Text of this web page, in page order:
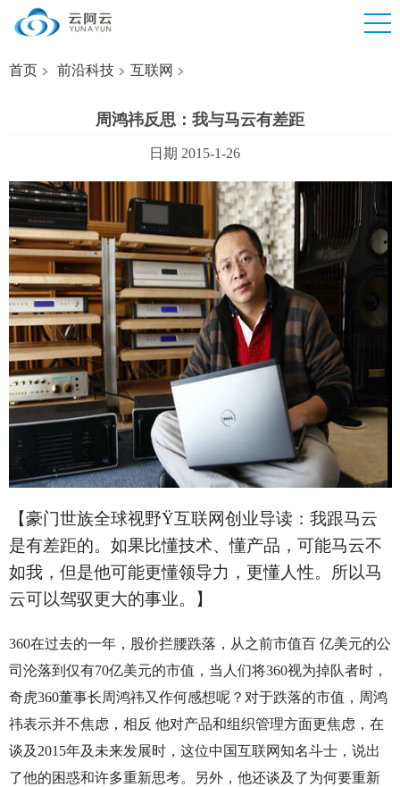
首页 前沿科技 互联网
周鸿祎反思：我与马云有差距
日期 2015-1-26
【豪门世族全球视野Ÿ互联网创业导读：我跟马云
是有差距的。如果比懂技术、懂产品，可能马云不
如我，但是他可能更懂领导力，更懂人性。所以马
云可以驾驭更大的事业。】
360在过去的一年，股价拦腰跌落，从之前市值百 亿美元的公
司沦落到仅有70亿美元的市值，当人们将360视为掉队者时，
奇虎360董事长周鸿祎又作何感想呢？对于跌落的市值，周鸿
祎表示并不焦虑，相反 他对产品和组织管理方面更焦虑，在
谈及2015年及未来发展时，这位中国互联网知名斗士，说出
了他的困惑和许多重新思考。另外，他还谈及了为何要重新